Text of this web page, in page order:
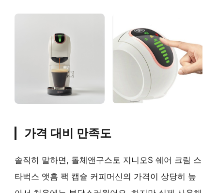
가격 대비 만족도
솔직히 말하면, 돌체앤구스토 지니오S 쉐어 크림 스
타벅스 앳홈 팩 캡슐 커피머신의 가격이 상당히 높